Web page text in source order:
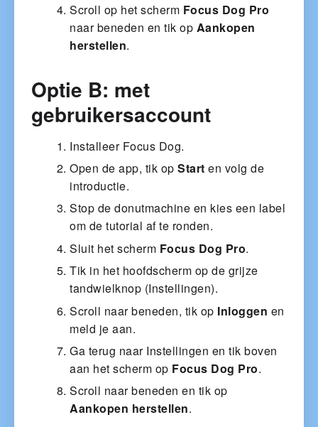
Scroll op het scherm Focus Dog Pro
naar beneden en tik op Aankopen
herstellen.
Optie B: met
gebruikersaccount
Installeer Focus Dog.
Open de app, tik op Start en volg de
introductie.
Stop de donutmachine en kies een label
om de tutorial af te ronden.
Sluit het scherm Focus Dog Pro.
Tik in het hoofdscherm op de grijze
tandwielknop (Instellingen).
Scroll naar beneden, tik op Inloggen en
meld je aan.
Ga terug naar Instellingen en tik boven
aan het scherm op Focus Dog Pro.
Scroll naar beneden en tik op
Aankopen herstellen.